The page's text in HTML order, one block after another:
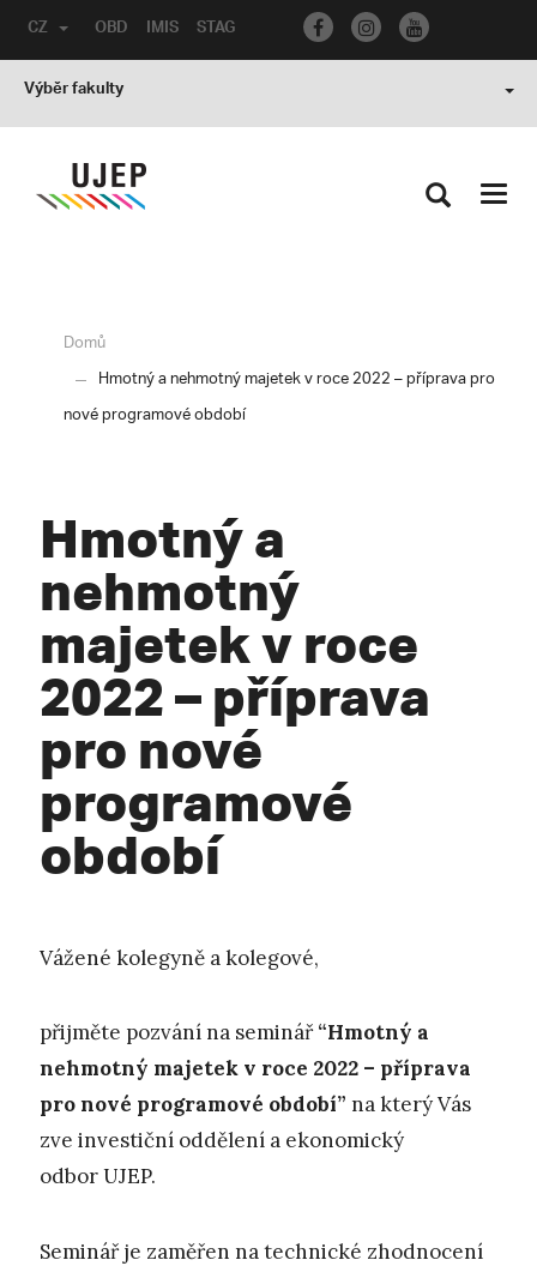
OBD IMIS STAG
CZ
Výběr fakulty
Domů
Hmotný a nehmotný majetek v roce 2022 – příprava pro
nové programové období
Hmotný a
nehmotný
majetek v roce
2022 – příprava
pro nové
programové
období
Vážené kolegyně a kolegové,
přijměte pozvání na seminář“Hmotný a
nehmotný majetek v roce 2022 – příprava
pro nové programové období” na který Vás
zve investiční oddělení a ekonomický
odbor UJEP.
Seminář je zaměřen na technické zhodnocení